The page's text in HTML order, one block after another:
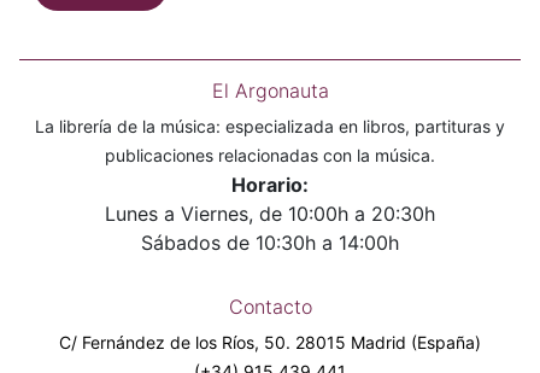
El Argonauta
La librería de la música: especializada en libros, partituras y
publicaciones relacionadas con la música.
Horario:
Lunes a Viernes, de 10:00h a 20:30h
Sábados de 10:30h a 14:00h
Contacto
C/ Fernández de los Ríos, 50. 28015 Madrid (España)